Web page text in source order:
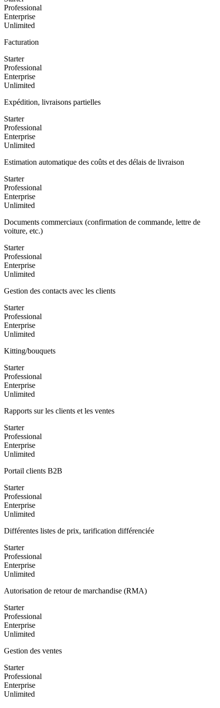
Professional
Enterprise
Unlimited
Facturation
Starter
Professional
Enterprise
Unlimited
Expédition, livraisons partielles
Starter
Professional
Enterprise
Unlimited
Estimation automatique des coûts et des délais de livraison
Starter
Professional
Enterprise
Unlimited
Documents commerciaux (confirmation de commande, lettre de
voiture, etc.)
Starter
Professional
Enterprise
Unlimited
Gestion des contacts avec les clients
Starter
Professional
Enterprise
Unlimited
Kitting/bouquets
Starter
Professional
Enterprise
Unlimited
Rapports sur les clients et les ventes
Starter
Professional
Enterprise
Unlimited
Portail clients B2B
Starter
Professional
Enterprise
Unlimited
Différentes listes de prix, tarification différenciée
Starter
Professional
Enterprise
Unlimited
Autorisation de retour de marchandise (RMA)
Starter
Professional
Enterprise
Unlimited
Gestion des ventes
Starter
Professional
Enterprise
Unlimited